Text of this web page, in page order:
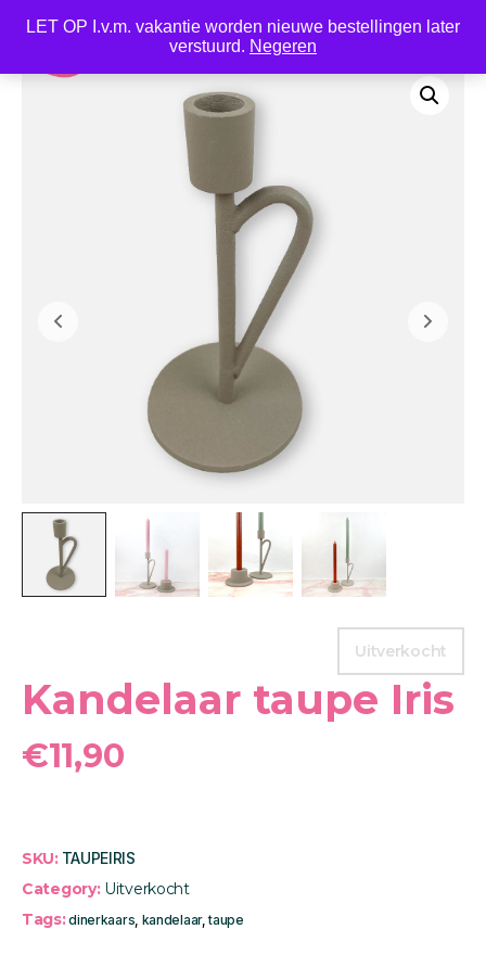
LET OP I.v.m. vakantie worden nieuwe bestellingen later
verstuurd. Negeren
Uitverkocht
Kandelaar taupe Iris
€11,90
SKU: TAUPEIRIS
Category: Uitverkocht
Tags:dinerkaars, kandelaar,taupe